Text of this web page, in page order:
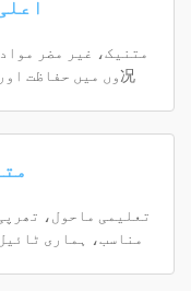
况وں میں حفاظت اور طویل زندگی کا گارنٹی دیتی ہیں۔
تعلیمی ماحول،
مناسب، ہماری